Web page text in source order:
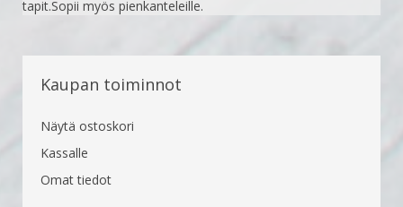
tapit.Sopii myös pienkanteleille.
Kaupan toiminnot
Näytä ostoskori
Kassalle
Omat tiedot